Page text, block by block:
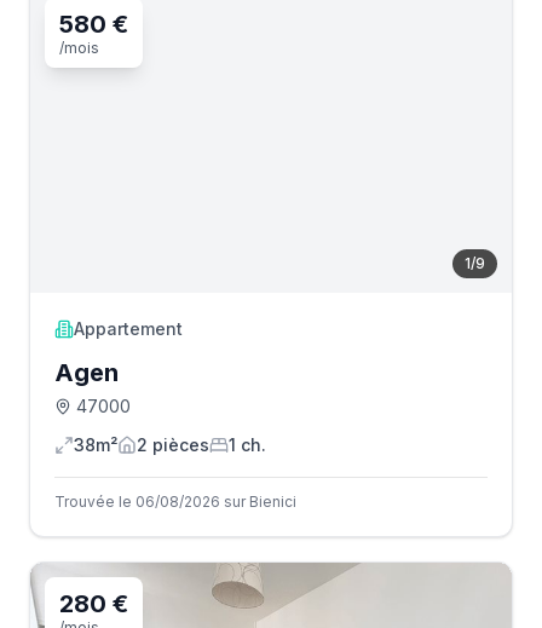
1/9
580 €
/mois
Appartement
Agen
47000
38m²
2 pièces 1 ch.
Trouvée le 06/08/2026 sur Bienici
280 €